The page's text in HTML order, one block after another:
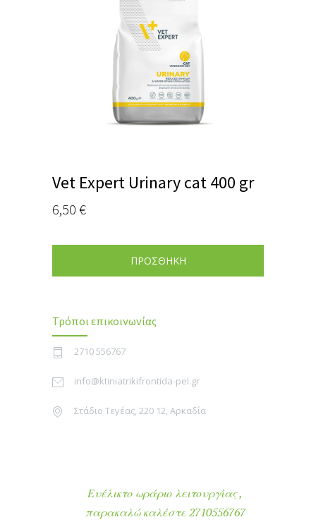
Vet Expert Urinary cat 400 gr
6,50 €
ΠΡΟΣΘΗΚΗ
Τρόποι επικοινωνίας
2710 556767
info@ktiniatrikifrontida-pel.gr
Στάδιο Τεγέας, 220 12, Αρκαδία
Ευέλικτο ωράριο λειτουργίας ,
παρακαλώ καλέστε 2710556767